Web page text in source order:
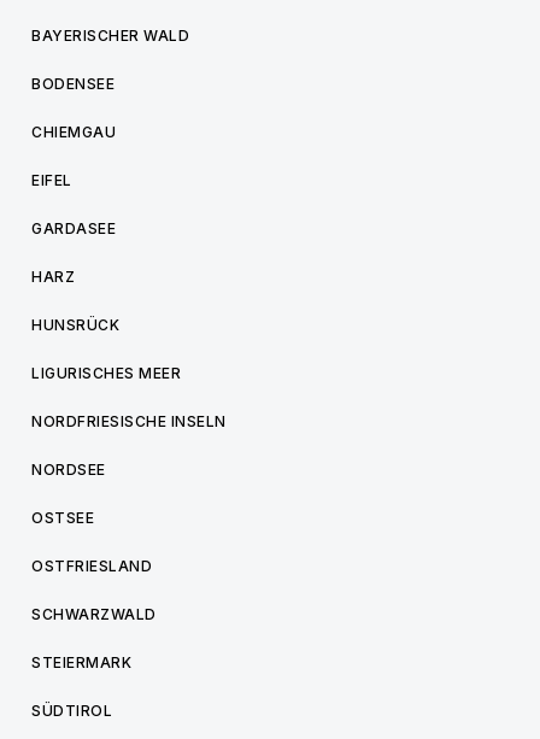
BAYERISCHER WALD
BODENSEE
CHIEMGAU
EIFEL
GARDASEE
HARZ
HUNSRÜCK
LIGURISCHES MEER
NORDFRIESISCHE INSELN
NORDSEE
OSTSEE
OSTFRIESLAND
SCHWARZWALD
STEIERMARK
SÜDTIROL